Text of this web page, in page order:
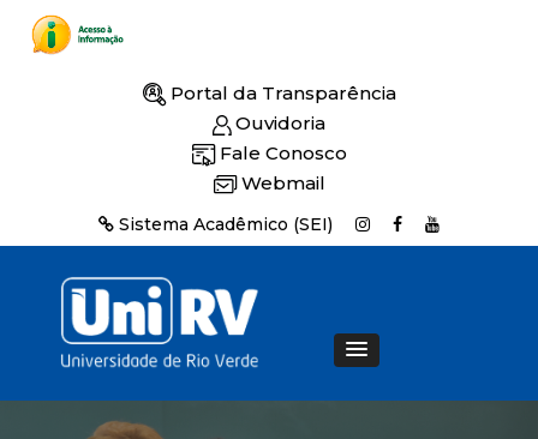
Portal da Transparência
Ouvidoria
Fale Conosco
Webmail
Sistema Acadêmico (SEI)